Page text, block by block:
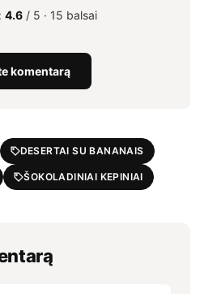
4.6/ 5 · 15 balsai
komentarą
DESERTAI SU BANANAIS
ŠOKOLADINIAI KEPINIAI